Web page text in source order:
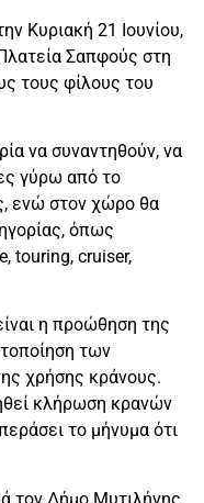
Κυριακή 21 Ιουνίου,
Σαπφούς στη
τους φίλους του
να συναντηθούν, να
γύρω από το
ενώ στον χώρο θα
όπως
touring, cruiser,
η προώθηση της
των
χρήσης κράνους.
κλήρωση κρανών
το μήνυμα ότι